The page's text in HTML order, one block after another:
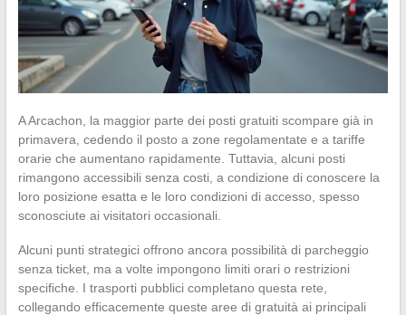
A Arcachon, la maggior parte dei posti gratuiti scompare già in
primavera, cedendo il posto a zone regolamentate e a tariffe
orarie che aumentano rapidamente. Tuttavia, alcuni posti
rimangono accessibili senza costi, a condizione di conoscere la
loro posizione esatta e le loro condizioni di accesso, spesso
sconosciute ai visitatori occasionali.
Alcuni punti strategici offrono ancora possibilità di parcheggio
senza ticket, ma a volte impongono limiti orari o restrizioni
specifiche. I trasporti pubblici completano questa rete,
collegando efficacemente queste aree di gratuità ai principali